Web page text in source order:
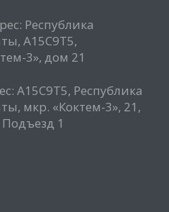
Республика
А15С9Т5,
3», дом 21
А15С9Т5, Республика
мкр. «Коктем-3», 21,
1